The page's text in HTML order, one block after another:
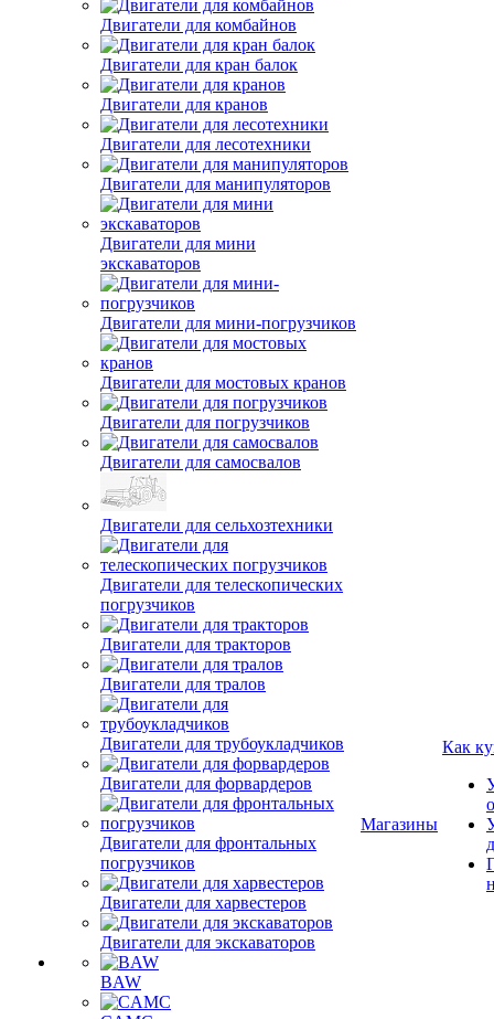
Двигатели для комбайнов
Двигатели для кран балок
Двигатели для кранов
Двигатели для лесотехники
Двигатели для манипуляторов
Двигатели для мини
экскаваторов
Двигатели для мини-погрузчиков
Двигатели для мостовых кранов
Двигатели для погрузчиков
Двигатели для самосвалов
Двигатели для сельхозтехники
Двигатели для телескопических
погрузчиков
Двигатели для тракторов
Двигатели для тралов
Двигатели для трубоукладчиков
Двигатели для форвардеров
Двигатели для фронтальных
погрузчиков
Двигатели для харвестеров
Двигатели для экскаваторов
BAW